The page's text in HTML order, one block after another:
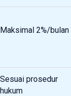
Maksimal 2%/bulan
Sesuai prosedur
hukum